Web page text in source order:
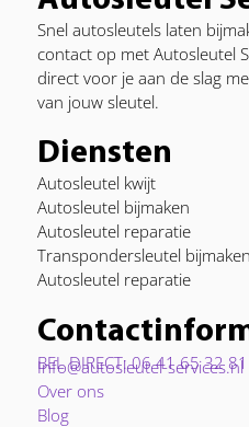
Snel autosleutels laten
contact op met Autosleutel
direct voor je aan de slag
van jouw sleutel.
Diensten
Autosleutel kwijt
Autosleutel bijmaken
Autosleutel reparatie
Transpondersleutel bijmaken
Autosleutel reparatie
BEL DIRECT: 06 41 65 32 81
Info@autosleutel-services.nl
Over ons
Blog